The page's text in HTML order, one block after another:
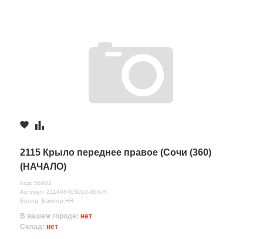
2115 Крыло переднее правое (Сочи (360)
(НАЧАЛО)
Код: 56902
Артикул: 211408403010-360-Н
Бренд: Бампер-НН
В вашем городе: нет
Склад: нет